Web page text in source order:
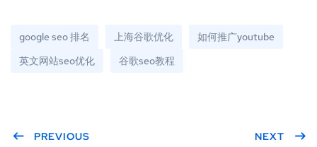
google seo 排名 上海谷歌优化
如何推广youtube
英文网站seo优化
谷歌seo教程
PREVIOUS NEXT